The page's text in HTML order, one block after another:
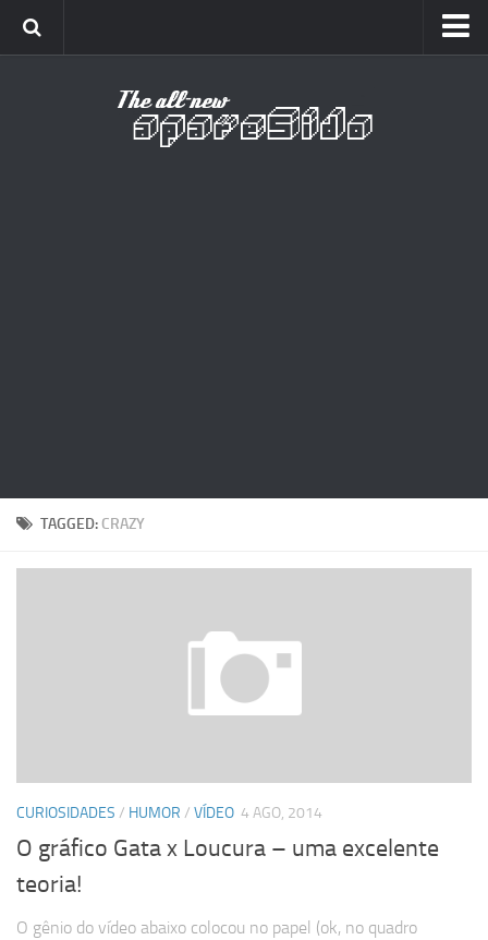
TAGGED: CRAZY
CURIOSIDADES / HUMOR / VÍDEO 4 AGO, 2014
O gráfico Gata x Loucura – uma excelente
teoria!
O gênio do vídeo abaixo colocou no papel (ok, no quadro